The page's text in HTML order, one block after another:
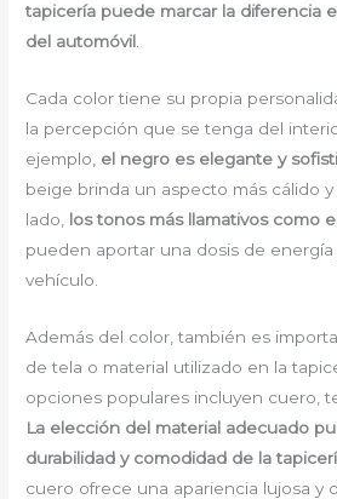
tapicería puede marcar la diferencia
del automóvil
Cada color tiene su propia
la percepción que se tenga del
ejemplo, el negro es elegante y
beige brinda un aspecto más cálido
lado, los tonos más llamativos como
pueden aportar una dosis de energía
vehículo.
Además del color, también es
de tela o material utilizado en la
opciones populares incluyen cuero,
La elección del material adecuado
durabilidad y comodidad de la
cuero ofrece una apariencia lujosa y